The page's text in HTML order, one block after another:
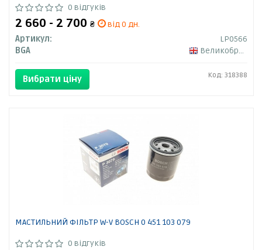
0 відгуків
2 660 - 2 700 ₴
від 0 дн.
Артикул:
LP0566
BGA
Великобританія
Вибрати ціну Код: 318388
МАСТИЛЬНИЙ ФІЛЬТР W-V BOSCH 0 451 103 079
0 відгуків